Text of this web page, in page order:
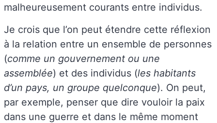
malheureusement courants entre individus.
Je crois que l’on peut étendre cette réflexion
à la relation entre un ensemble de personnes
(comme un gouvernement ou une
assemblée) et des individus (les habitants
d’un pays, un groupe quelconque). On peut,
par exemple, penser que dire vouloir la paix
dans une guerre et dans le même moment